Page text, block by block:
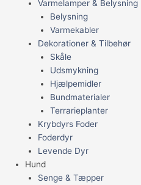
Varmelamper & Belysning
Belysning
Varmekabler
Dekorationer & Tilbehør
Skåle
Udsmykning
Hjælpemidler
Bundmaterialer
Terrarieplanter
Krybdyrs Foder
Foderdyr
Levende Dyr
Hund
Senge & Tæpper